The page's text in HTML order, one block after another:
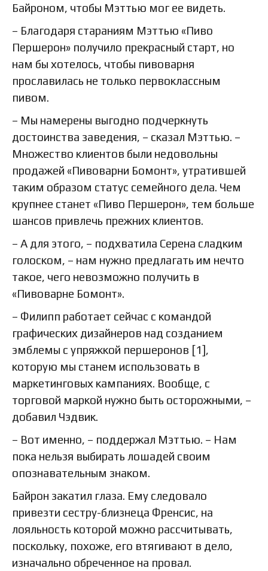
Байроном, чтобы Мэттью мог ее видеть.
– Благодаря стараниям Мэттью «Пиво
Першерон» получило прекрасный старт, но
нам бы хотелось, чтобы пивоварня
прославилась не только первоклассным
пивом.
– Мы намерены выгодно подчеркнуть
достоинства заведения, – сказал Мэттью. –
Множество клиентов были недовольны
продажей «Пивоварни Бомонт», утратившей
таким образом статус семейного дела. Чем
крупнее станет «Пиво Першерон», тем больше
шансов привлечь прежних клиентов.
– А для этого, – подхватила Серена сладким
голоском, – нам нужно предлагать им нечто
такое, чего невозможно получить в
«Пивоварне Бомонт».
– Филипп работает сейчас с командой
графических дизайнеров над созданием
эмблемы с упряжкой першеронов [1],
которую мы станем использовать в
маркетинговых кампаниях. Вообще, с
торговой маркой нужно быть осторожными, –
добавил Чэдвик.
– Вот именно, – поддержал Мэттью. – Нам
пока нельзя выбирать лошадей своим
опознавательным знаком.
Байрон закатил глаза. Ему следовало
привезти сестру-близнеца Френсис, на
лояльность которой можно рассчитывать,
поскольку, похоже, его втягивают в дело,
изначально обреченное на провал.